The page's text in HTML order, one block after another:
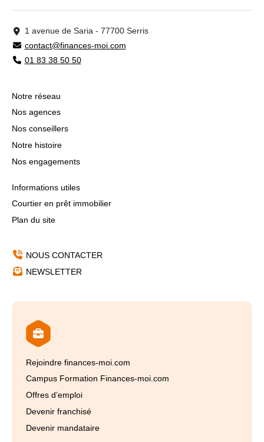
1 avenue de Saria - 77700 Serris
contact@finances-moi.com
01 83 38 50 50
Notre réseau
Nos agences
Nos conseillers
Notre histoire
Nos engagements
Informations utiles
Courtier en prêt immobilier
Plan du site
NOUS CONTACTER
NEWSLETTER
Rejoindre finances-moi.com
Campus Formation Finances-moi.com
Offres d’emploi
Devenir franchisé
Devenir mandataire